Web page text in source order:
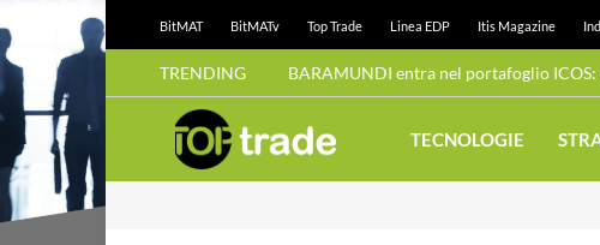
BitMAT BitMATv Top Trade Linea EDP Itis Magazine
TRENDING BARAMUNDI entra nel portafoglio ICOS:
TECNOLOGIE